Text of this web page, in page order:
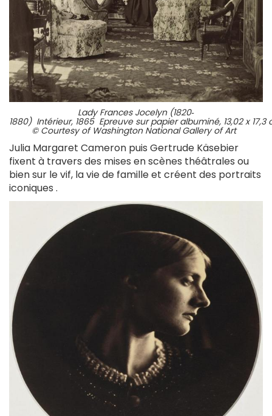
Lady Frances Jocelyn (1820‐
1880) Intérieur, 1865 Epreuve sur papier albuminé, 13,02 x
© Courtesy of Washington National Gallery of Art
Julia Margaret Cameron puis Gertrude Käsebier
fixent à travers des mises en scènes théâtrales ou
bien sur le vif, la vie de famille et créent des portraits
iconiques .